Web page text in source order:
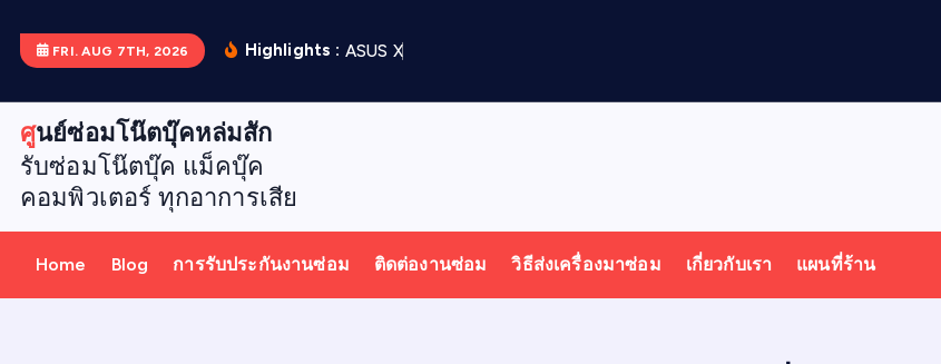
p
FRI. AUG 7TH, 2026 Highlights : ASUS X5
ศูนย์ซ่อมโน๊ตบุ๊คหล่มสัก
รับซ่อมโน๊ตบุ๊ค แม็คบุ๊ค
คอมพิวเตอร์ ทุกอาการเสีย
Home Blog การรับประกันงานซ่อม ติดต่องานซ่อม วิธีส่งเครื่องมาซ่อม เกี่ยวกับเรา แผนที่ร้าน